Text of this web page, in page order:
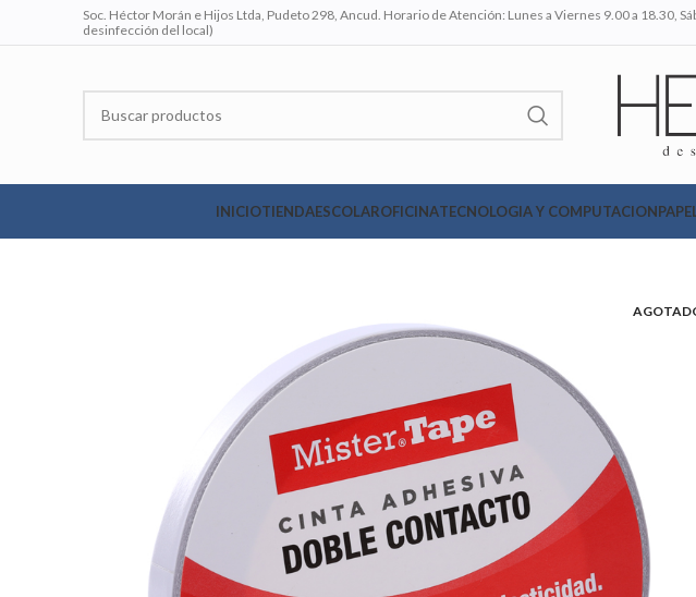
Soc. Héctor Morán e Hijos Ltda, Pudeto 298, Ancud. Horario de Atención: Lunes a Viernes 9.00 a 18.30,
desinfección del local)
INICIOTIENDAESCOLAROFICINATECNOLOGIA Y COMPUTACION